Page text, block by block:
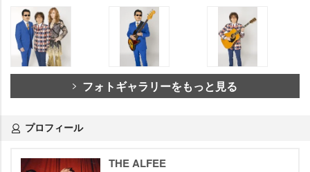
フォトギャラリーをもっと見る
プロフィール
THE ALFEE